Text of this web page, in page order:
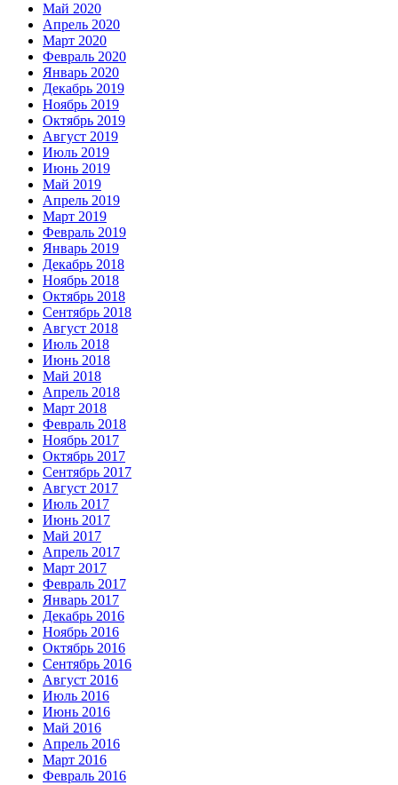
Май 2020
Апрель 2020
Март 2020
Февраль 2020
Январь 2020
Декабрь 2019
Ноябрь 2019
Октябрь 2019
Август 2019
Июль 2019
Июнь 2019
Май 2019
Апрель 2019
Март 2019
Февраль 2019
Январь 2019
Декабрь 2018
Ноябрь 2018
Октябрь 2018
Сентябрь 2018
Август 2018
Июль 2018
Июнь 2018
Май 2018
Апрель 2018
Март 2018
Февраль 2018
Ноябрь 2017
Октябрь 2017
Сентябрь 2017
Август 2017
Июль 2017
Июнь 2017
Май 2017
Апрель 2017
Март 2017
Февраль 2017
Январь 2017
Декабрь 2016
Ноябрь 2016
Октябрь 2016
Сентябрь 2016
Август 2016
Июль 2016
Июнь 2016
Май 2016
Апрель 2016
Март 2016
Февраль 2016